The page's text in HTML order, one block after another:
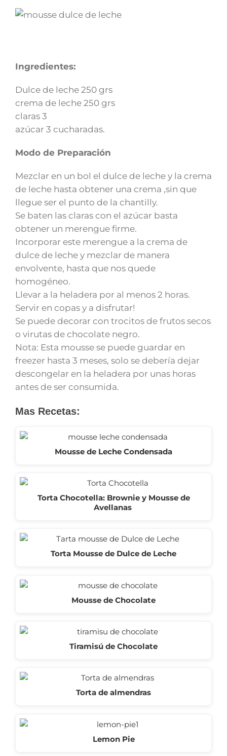
Ingredientes:
Dulce de leche 250 grs
crema de leche 250 grs
claras 3
azúcar 3 cucharadas.
Modo de Preparación
Mezclar en un bol el dulce de leche y la crema
de leche hasta obtener una crema ,sin que
llegue ser el punto de la chantilly.
Se baten las claras con el azúcar basta
obtener un merengue firme.
Incorporar este merengue a la crema de
dulce de leche y mezclar de manera
envolvente, hasta que nos quede
homogéneo.
Llevar a la heladera por al menos 2 horas.
Servir en copas y a disfrutar!
Se puede decorar con trocitos de frutos secos
o virutas de chocolate negro.
Nota: Esta mousse se puede guardar en
freezer hasta 3 meses, solo se debería dejar
descongelar en la heladera por unas horas
antes de ser consumida.
Mas Recetas:
Mousse de Leche Condensada
Torta Chocotella: Brownie y Mousse de
Avellanas
Torta Mousse de Dulce de Leche
Mousse de Chocolate
Tiramisú de Chocolate
Torta de almendras
Lemon Pie